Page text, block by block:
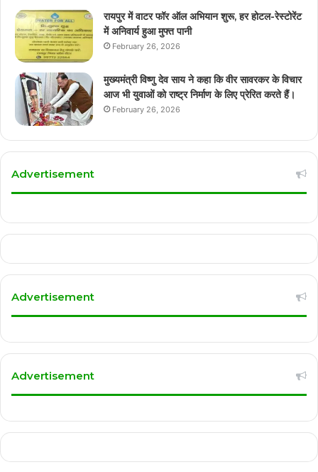
रायपुर में वाटर फॉर ऑल अभियान शुरू, हर होटल-रेस्टोरेंट
में अनिवार्य हुआ मुफ्त पानी
February 26, 2026
मुख्यमंत्री विष्णु देव साय ने कहा कि वीर सावरकर के विचार
आज भी युवाओं को राष्ट्र निर्माण के लिए प्रेरित करते हैं।
February 26, 2026
Advertisement
Advertisement
Advertisement